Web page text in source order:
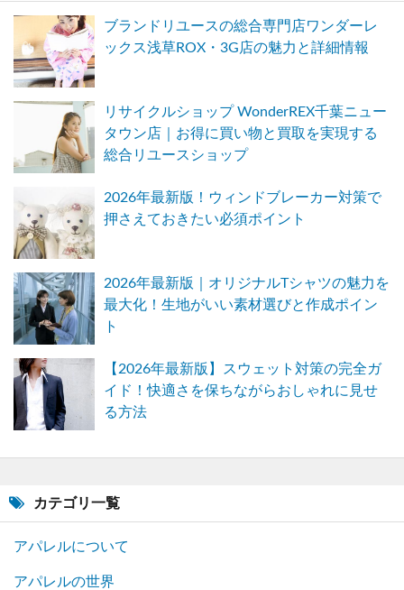
ブランドリユースの総合専門店ワンダーレ
ックス浅草ROX・3G店の魅力と詳細情報
リサイクルショップ WonderREX千葉ニュー
タウン店｜お得に買い物と買取を実現する
総合リユースショップ
2026年最新版！ウィンドブレーカー対策で
押さえておきたい必須ポイント
2026年最新版｜オリジナルTシャツの魅力を
最大化！生地がいい素材選びと作成ポイン
ト
【2026年最新版】スウェット対策の完全ガ
イド！快適さを保ちながらおしゃれに見せ
る方法
カテゴリ一覧
アパレルについて
アパレルの世界